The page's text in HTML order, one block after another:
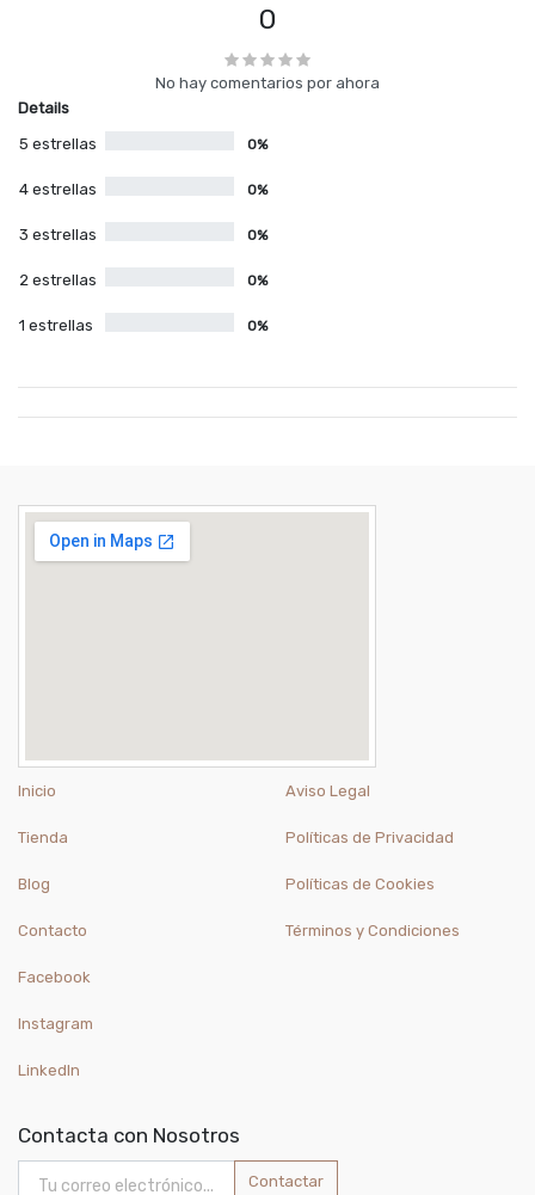
0
No hay comentarios por ahora
Details
5 estrellas
0%
4 estrellas 0%
3 estrellas 0%
2 estrellas 0%
1 estrellas 0%
Inicio
Tienda
Blog
Contacto
Aviso Legal
Políticas de Privacidad
Políticas de Cookies
Términos y Condiciones
Facebook
Instagram
LinkedIn
Contacta con Nosotros
Contactar